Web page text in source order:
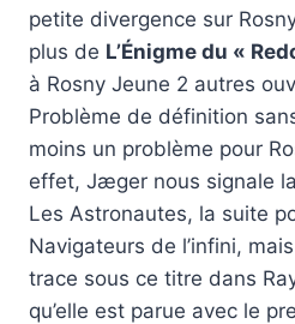
petite divergence sur
plus de L’Énigme du «
à Rosny Jeune 2 autres
Problème de définition
moins un problème pour
effet, Jæger nous signale
Les Astronautes, la suite
Navigateurs de l’infini,
trace sous ce titre dans
qu’elle est parue avec le